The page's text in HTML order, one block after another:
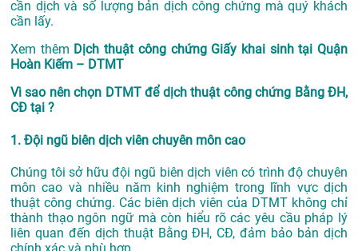
cần dịch và số lượng bản dịch công chứng mà quý khách
cần lấy.
Xem thêm Dịch thuật công chứng Giấy khai sinh tại Quận
Hoàn Kiếm – DTMT
Vì sao nên chọn DTMT để dịch thuật công chứng Bằng ĐH,
CĐ tại ?
1. Đội ngũ biên dịch viên chuyên môn cao
Chúng tôi sở hữu đội ngũ biên dịch viên có trình độ chuyên
môn cao và nhiều năm kinh nghiệm trong lĩnh vực dịch
thuật công chứng. Các biên dịch viên của DTMT không chỉ
thành thạo ngôn ngữ mà còn hiểu rõ các yêu cầu pháp lý
liên quan đến dịch thuật Bằng ĐH, CĐ, đảm bảo bản dịch